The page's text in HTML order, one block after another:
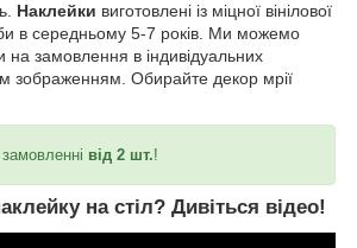
Наклейки виготовлені із міцної вінілової
в середньому 5-7 років. Ми можемо
на замовлення в індивідуальних
зображенням. Обирайте декор мрії
від 2 шт.!
на стіл? Дивіться відео!